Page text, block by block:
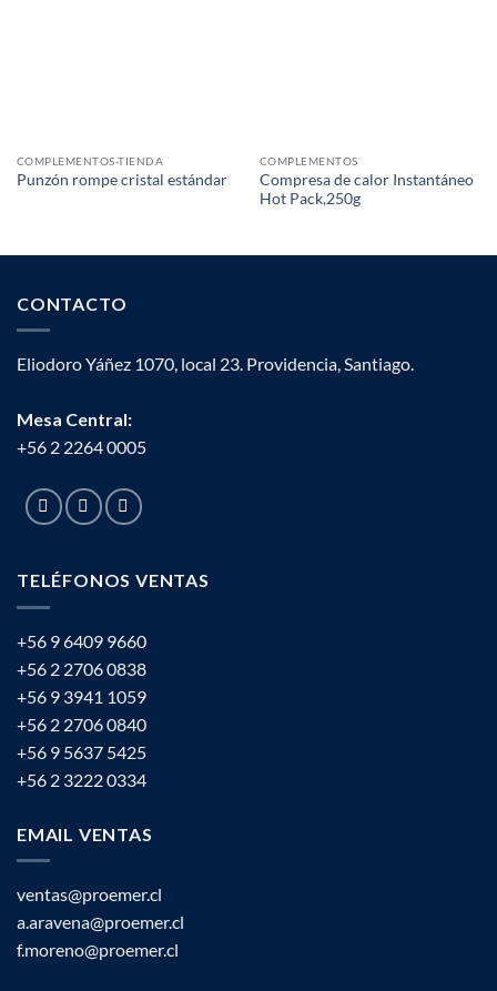
COMPLEMENTOS-TIENDA
Punzón rompe cristal estándar
COMPLEMENTOS
Compresa de calor Instantáneo
Hot Pack,250g
CONTACTO
Eliodoro Yáñez 1070, local 23. Providencia, Santiago.
Mesa Central:
+56 2 2264 0005
TELÉFONOS VENTAS
+56 9 6409 9660
+56 2 2706 0838
+56 9 3941 1059
+56 2 2706 0840
+56 9 5637 5425
+56 2 3222 0334
EMAIL VENTAS
ventas@proemer.cl
a.aravena@proemer.cl
f.moreno@proemer.cl